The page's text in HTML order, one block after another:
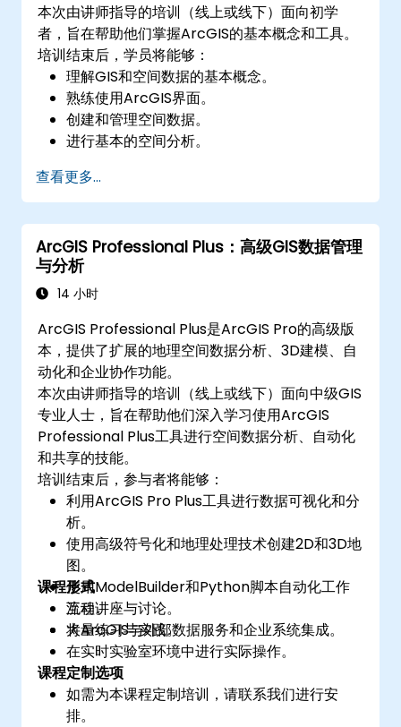
本次由讲师指导的培训（线上或线下）面向初学
者，旨在帮助他们掌握ArcGIS的基本概念和工具。
培训结束后，学员将能够：
理解GIS和空间数据的基本概念。
熟练使用ArcGIS界面。
创建和管理空间数据。
进行基本的空间分析。
查看更多...
ArcGIS Professional Plus：高级GIS数据管理
与分析
14 小时
ArcGIS Professional Plus是ArcGIS Pro的高级版
本，提供了扩展的地理空间数据分析、3D建模、自
动化和企业协作功能。
本次由讲师指导的培训（线上或线下）面向中级GIS
专业人士，旨在帮助他们深入学习使用ArcGIS
Professional Plus工具进行空间数据分析、自动化
和共享的技能。
培训结束后，参与者将能够：
利用ArcGIS Pro Plus工具进行数据可视化和分
析。
使用高级符号化和地理处理技术创建2D和3D地
图。
使用ModelBuilder和Python脚本自动化工作
流程。
将ArcGIS与外部数据服务和企业系统集成。
课程形式
互动讲座与讨论。
大量练习与实践。
在实时实验室环境中进行实际操作。
课程定制选项
如需为本课程定制培训，请联系我们进行安
排。